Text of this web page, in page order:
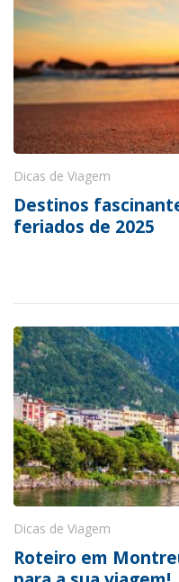
Dicas de Viagem
Destinos
feriados de 2025
Dicas de Viagem
Roteiro em